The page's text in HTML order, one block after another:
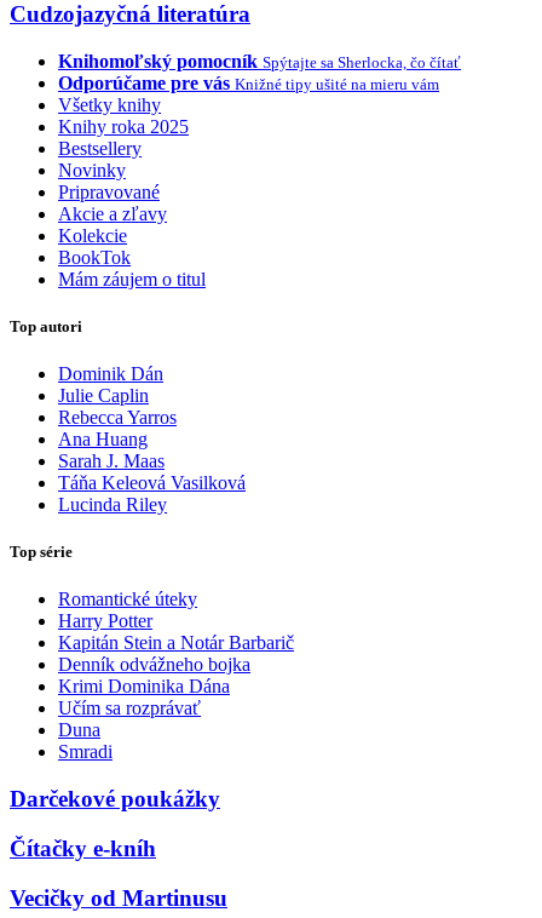
Cudzojazyčná literatúra
Knihomoľský pomocník Spýtajte sa Sherlocka, čo čítať
Odporúčame pre vás Knižné tipy ušité na mieru vám
Všetky knihy
Knihy roka 2025
Bestsellery
Novinky
Pripravované
Akcie a zľavy
Kolekcie
BookTok
Mám záujem o titul
Top autori
Dominik Dán
Julie Caplin
Rebecca Yarros
Ana Huang
Sarah J. Maas
Táňa Keleová Vasilková
Lucinda Riley
Top série
Romantické úteky
Harry Potter
Kapitán Stein a Notár Barbarič
Denník odvážneho bojka
Krimi Dominika Dána
Učím sa rozprávať
Duna
Smradi
Darčekové poukážky
Čítačky e-kníh
Vecičky od Martinusu